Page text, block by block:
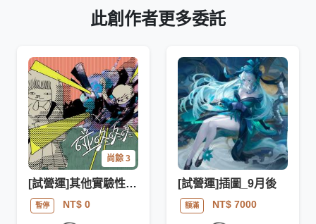
此創作者更多委託
尚餘 3
[試營運]其他實驗性項目
暫停 NT$ 0
[試營運]插圖_9月後
額滿 NT$ 7000